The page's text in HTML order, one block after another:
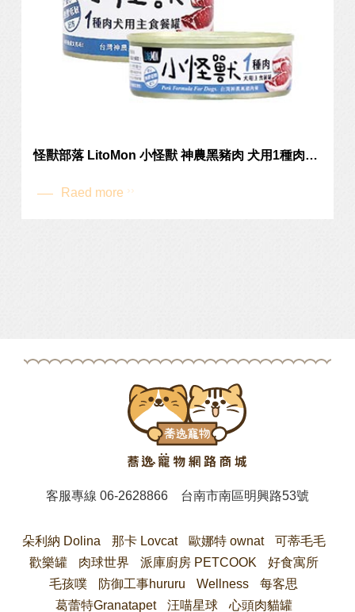
怪獸部落 LitoMon 小怪獸 神農黑豬肉 犬用1種肉主食罐 82g 165g
Raed more
客服專線06-2628866 台南市南區明興路53號
朵利納 Dolina 那卡 Lovcat 歐娜特 ownat
可蒂毛毛
歡樂罐
肉球世界 派庫廚房 PETCOOK
好食寓所
毛孩噗
防御工事hururu Wellness
每客思
葛蕾特Granatapet
汪喵星球 心頭肉貓罐